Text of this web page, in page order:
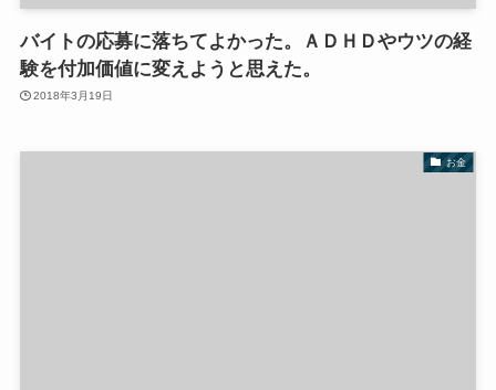
バイトの応募に落ちてよかった。ＡＤＨＤやウツの経
験を付加価値に変えようと思えた。
2018年3月19日
お金